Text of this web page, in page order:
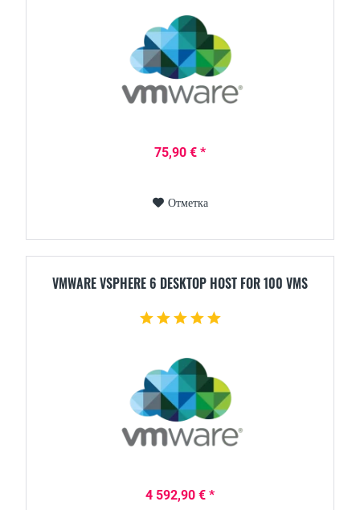
75,90 € *
Отметка
VMWARE VSPHERE 6 DESKTOP HOST FOR 100 VMS
4 592,90 € *